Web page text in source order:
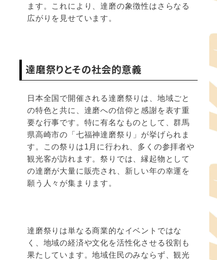
ます。これにより、達磨の象徴性はさらなる
広がりを見せています。
達磨祭りとその社会的意義
日本全国で開催される達磨祭りは、地域ごと
の特色と共に、達磨への信仰と感謝を表す重
要な行事です。特に有名なものとして、群馬
県高崎市の「七福神達磨祭り」が挙げられま
す。この祭りは1月に行われ、多くの参拝者や
観光客が訪れます。祭りでは、縁起物として
の達磨が大量に販売され、新しい年の幸運を
願う人々が集まります。
達磨祭りは単なる商業的なイベントではな
く、地域の経済や文化を活性化させる役割も
果たしています。地域住民のみならず、観光